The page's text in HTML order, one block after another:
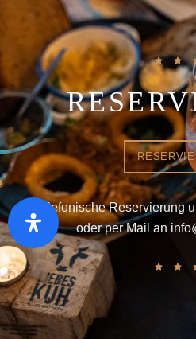
Telefonische Reservierung
oder per Mail an